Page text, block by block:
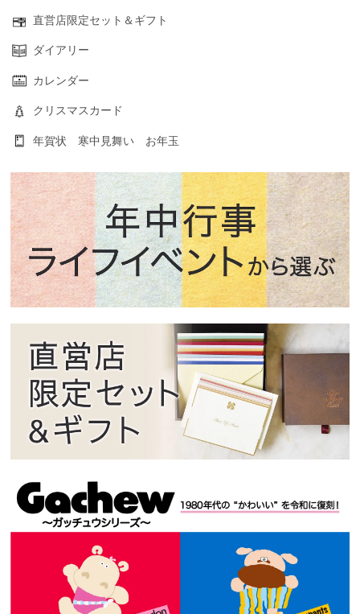
直営店限定セット＆ギフト
ダイアリー
カレンダー
クリスマスカード
年賀状 寒中見舞い お年玉